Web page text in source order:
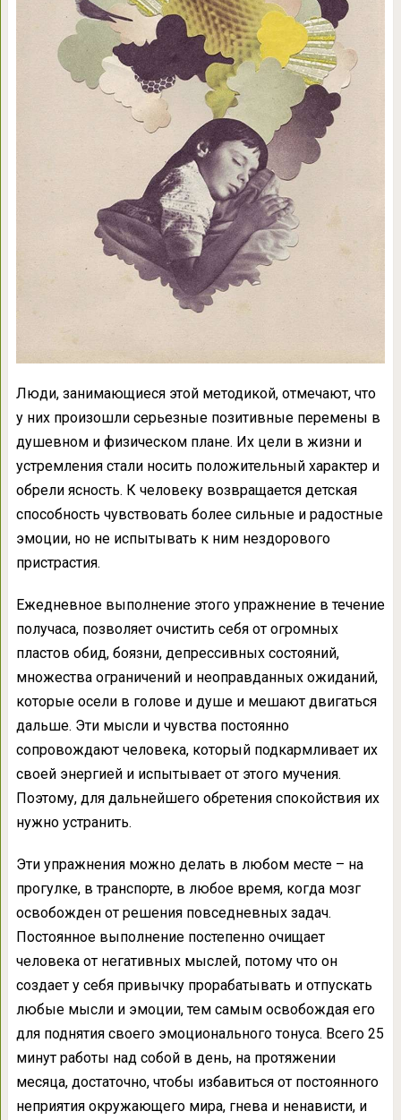
Люди, занимающиеся этой методикой, отмечают, что
у них произошли серьезные позитивные перемены в
душевном и физическом плане. Их цели в жизни и
устремления стали носить положительный характер и
обрели ясность. К человеку возвращается детская
способность чувствовать более сильные и радостные
эмоции, но не испытывать к ним нездорового
пристрастия.
Ежедневное выполнение этого упражнение в течение
получаса, позволяет очистить себя от огромных
пластов обид, боязни, депрессивных состояний,
множества ограничений и неоправданных ожиданий,
которые осели в голове и душе и мешают двигаться
дальше. Эти мысли и чувства постоянно
сопровождают человека, который подкармливает их
своей энергией и испытывает от этого мучения.
Поэтому, для дальнейшего обретения спокойствия их
нужно устранить.
Эти упражнения можно делать в любом месте – на
прогулке, в транспорте, в любое время, когда мозг
освобожден от решения повседневных задач.
Постоянное выполнение постепенно очищает
человека от негативных мыслей, потому что он
создает у себя привычку прорабатывать и отпускать
любые мысли и эмоции, тем самым освобождая его
для поднятия своего эмоционального тонуса. Всего 25
минут работы над собой в день, на протяжении
месяца, достаточно, чтобы избавиться от постоянного
неприятия окружающего мира, гнева и ненависти, и